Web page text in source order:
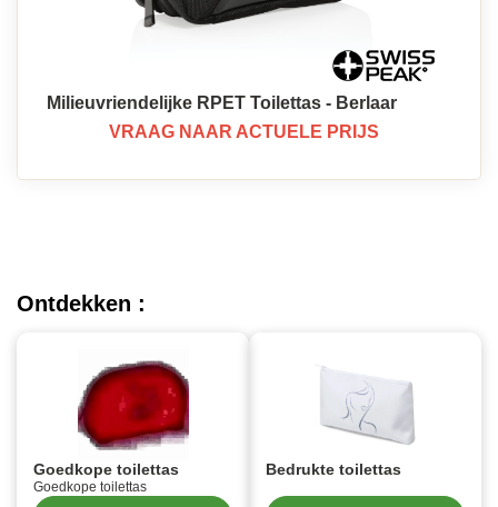
Milieuvriendelijke RPET Toilettas - Berlaar
VRAAG NAAR ACTUELE PRIJS
Ontdekken :
Goedkope toilettas
Goedkope toilettas
Bedrukte toilettas